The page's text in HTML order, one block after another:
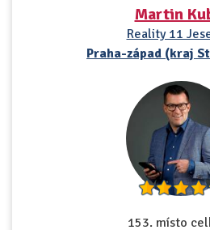
Martin
Reality 11
Praha-západ (kraj
153. místo